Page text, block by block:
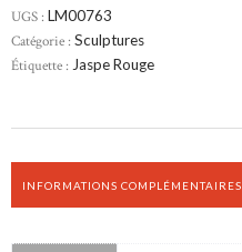
UGS : LM00763
Catégorie : Sculptures
Étiquette : Jaspe Rouge
INFORMATIONS COMPLÉMENTAIRES